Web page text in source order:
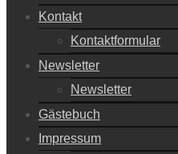
Kontakt
Kontaktformular
Newsletter
Newsletter
Gästebuch
Impressum